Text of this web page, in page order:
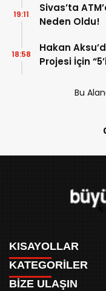
Sivas’ta
Neden Oldu!
19:11
Hakan
Projesi İçin
18:58
Bu
KISAYOLLAR
ANASAYFA
KATEGORİLER
BİZE ULAŞIN